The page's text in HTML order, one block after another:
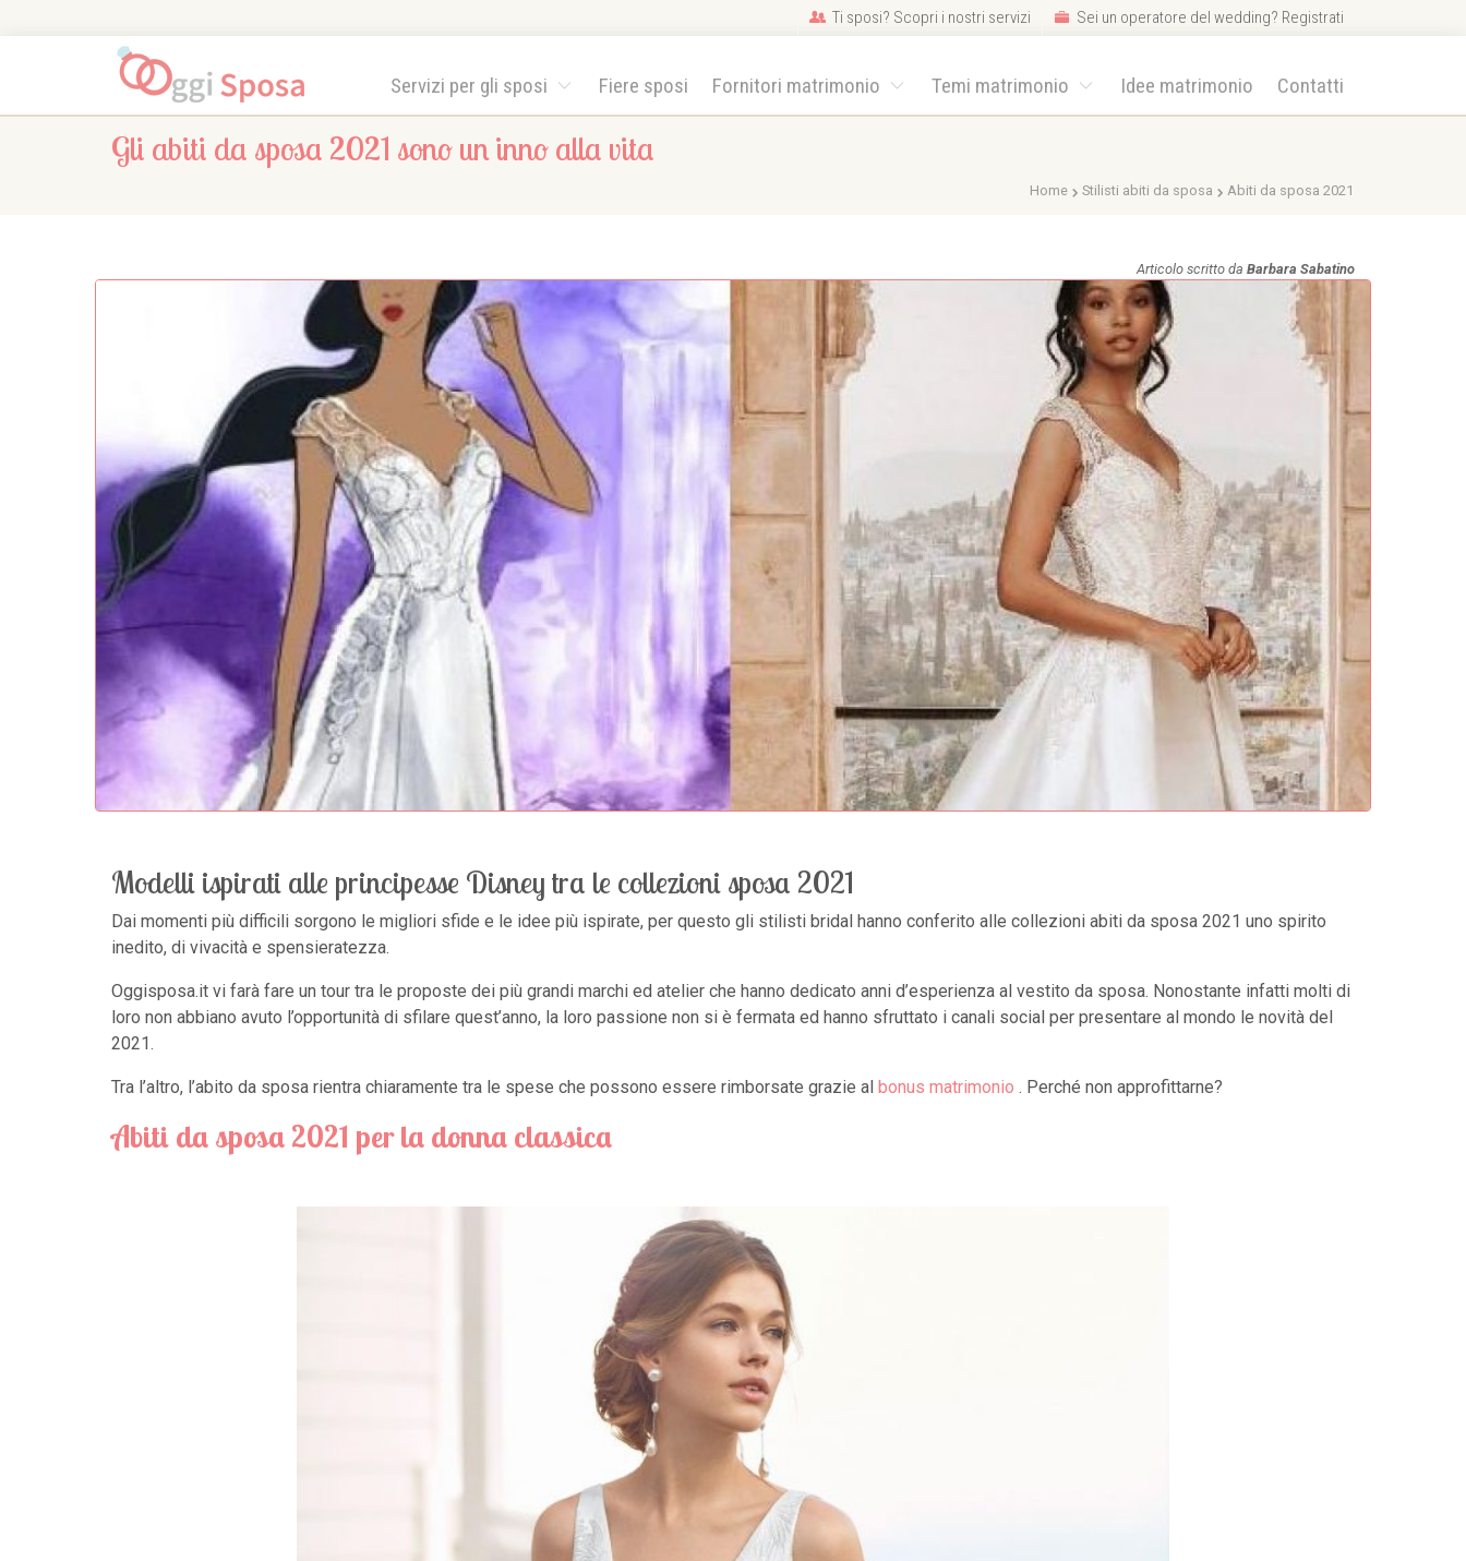
Ti sposi? Scopri i nostri servizi Sei un operatore del wedding? Registrati
Servizi per gli sposi Fiere sposi Fornitori matrimonio Temi matrimonio Idee matrimonio Contatti
Gli abiti da sposa 2021 sono un inno alla vita
Home Stilisti abiti da sposa Abiti da sposa 2021
Articolo scritto da Barbara Sabatino
Modelli ispirati alle principesse Disney tra le collezioni sposa 2021
Dai momenti più difficili sorgono le migliori sfide e le idee più ispirate, per questo gli stilisti bridal hanno conferito alle collezioni abiti da sposa 2021 uno spirito
inedito, di vivacità e spensieratezza.
Oggisposa.it vi farà fare un tour tra le proposte dei più grandi marchi ed atelier che hanno dedicato anni d’esperienza al vestito da sposa. Nonostante infatti molti di
loro non abbiano avuto l’opportunità di sfilare quest’anno, la loro passione non si è fermata ed hanno sfruttato i canali social per presentare al mondo le novità del
2021.
Tra l’altro, l’abito da sposa rientra chiaramente tra le spese che possono essere rimborsate grazie al bonus matrimonio . Perché non approfittarne?
Abiti da sposa 2021 per la donna classica